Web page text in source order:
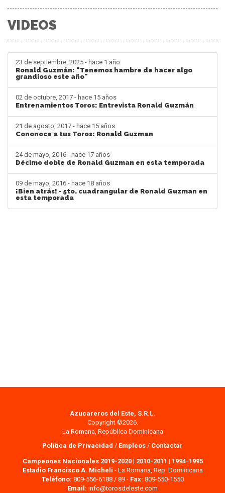
VIDEOS
23 de septiembre, 2025 - hace 1 año
Ronald Guzmán: "Tenemos hambre de hacer algo
grandioso este año"
02 de octubre, 2017 - hace 15 años
Entrenamientos Toros: Entrevista Ronald Guzmán
21 de agosto, 2017 - hace 15 años
Cononoce a tus Toros: Ronald Guzman
24 de mayo, 2016 - hace 17 años
Décimo doble de Ronald Guzman en esta temporada
09 de mayo, 2016 - hace 18 años
¡Bien atrás! - 5to. cuadrangular de Ronald Guzman en
esta temporada
Azucareros del Este, S.R.L.
Copyright ©2026.
La Romana, República Dominicana
Política de Privacidad / Empleos / Contactar
Campeones Nacionales 2019-2020| 2010-2011 | 1994-1995
Estadio Francisco A. Micheli - La Romana, Rep. Dominicana
Teléfono: 809-556-6188 / 89 - Fax: 809-550-1550
Email: info@torosdeleste.com